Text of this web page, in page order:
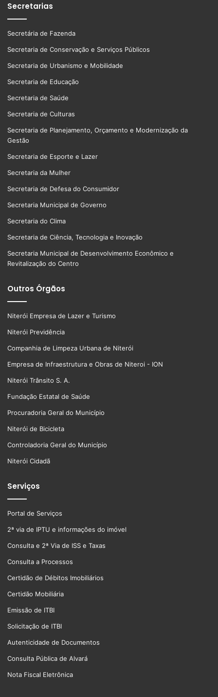
Secretarias
Secretária de Fazenda
Secretaria de Conservação e Serviços Públicos
Secretaria de Urbanismo e Mobilidade
Secretaria de Educação
Secretaria de Saúde
Secretaria de Culturas
Secretaria de Planejamento, Orçamento e Modernização da
Gestão
Secretaria de Esporte e Lazer
Secretaria da Mulher
Secretaria de Defesa do Consumidor
Secretaria Municipal de Governo
Secretaria do Clima
Secretaria de Ciência, Tecnologia e Inovação
Secretaria Municipal de Desenvolvimento Econômico e
Revitalização do Centro
Outros Órgãos
Niterói Empresa de Lazer e Turismo
Niterói Previdência
Companhia de Limpeza Urbana de Niterói
Empresa de Infraestrutura e Obras de Niteroi - ION
Niterói Trânsito S. A.
Fundação Estatal de Saúde
Procuradoria Geral do Município
Niterói de Bicicleta
Controladoria Geral do Município
Niterói Cidadã
Serviços
Portal de Serviços
2ª via de IPTU e informações do imóvel
Consulta e 2ª Via de ISS e Taxas
Consulta a Processos
Certidão de Débitos Imobiliários
Certidão Mobiliária
Emissão de ITBI
Solicitação de ITBI
Autenticidade de Documentos
Consulta Pública de Alvará
Nota Fiscal Eletrônica